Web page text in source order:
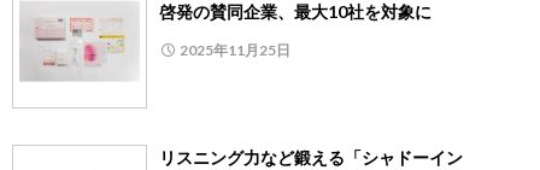
啓発の賛同企業、最大10社を対象に
2025年11月25日
リスニング力など鍛える「シャドーイン